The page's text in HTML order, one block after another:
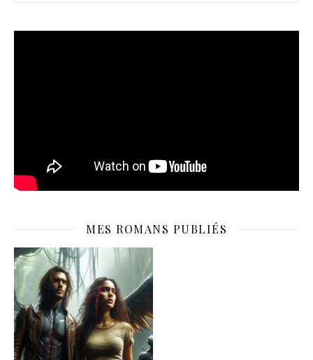
MES ROMANS PUBLIÉS